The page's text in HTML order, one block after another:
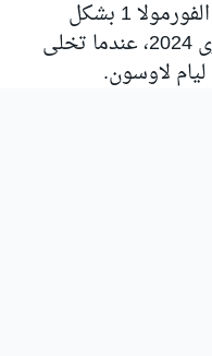
مسيرته في الفورمولا 1 بشكل
مفاجئ بعد جائزة سنغافورة الكبرى 2024، عندما تخلى
ليام لاوسون.